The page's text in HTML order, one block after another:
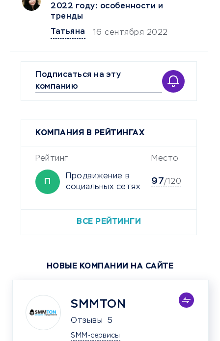
2022 году: особенности и
тренды
Татьяна
16 сентября 2022
Подписаться на эту
компанию
КОМПАНИЯ В РЕЙТИНГАХ
Рейтинг Место
Продвижение в
социальных сетях
97/120
ВСЕ РЕЙТИНГИ
НОВЫЕ КОМПАНИИ НА САЙТЕ
SMMTON
Отзывы 5
SMM-сервисы